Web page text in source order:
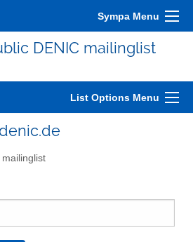
Sympa Menu
DENIC mailinglist
List Options Menu
mailinglist